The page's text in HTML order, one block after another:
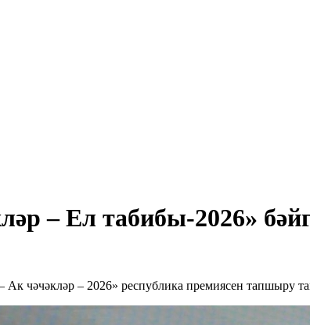
– Ел табибы-2026»
чәчәкләр – 2026» республика премиясен тапшыру